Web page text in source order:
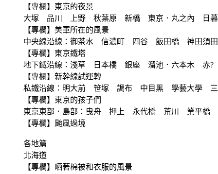
【專欄】東京的夜景
大塚 品川 上野 秋葉原 新橋 東京．丸之內 日暮
【專欄】美軍所在的風景
中央線沿線：御茶水 信濃町 四谷 飯田橋 神田須
【專欄】東京鐵塔
地下鐵沿線：淺草 日本橋 銀座 溜池．六本木 赤
【專欄】新幹線試運轉
私鐵沿線：明大前 笹塚 調布 中目黑 學藝大學 三
【專欄】東京的孩子們
東京東部．島部：曳舟 押上 永代橋 荒川 業平橋
【專欄】颱風過境
各地篇
北海道
【專欄】晒著棉被和衣服的風景